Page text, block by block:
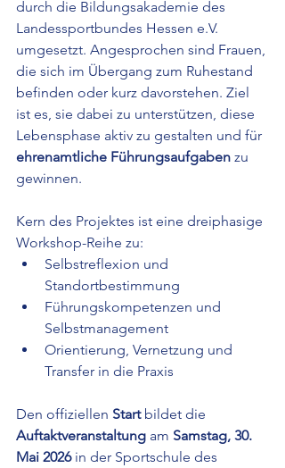
durch die Bildungsakademie des
Landessportbundes Hessen e.V.
umgesetzt. Angesprochen sind Frauen,
die sich im Übergang zum Ruhestand
befinden oder kurz davorstehen. Ziel
ist es, sie dabei zu unterstützen, diese
Lebensphase aktiv zu gestalten und für
ehrenamtliche Führungsaufgaben zu
gewinnen.
Kern des Projektes ist eine dreiphasige
Workshop-Reihe zu:
Selbstreflexion und
Standortbestimmung
Führungskompetenzen und
Selbstmanagement
Orientierung, Vernetzung und
Transfer in die Praxis
Den offiziellen Start bildet die
Auftaktveranstaltung am Samstag, 30.
Mai 2026 in der Sportschule des